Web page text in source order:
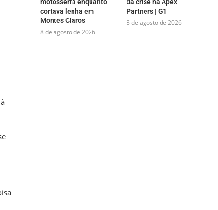
motosserra enquanto
cortava lenha em
Montes Claros
8 de agosto de 2026
da crise na Apex
Partners | G1
8 de agosto de 2026